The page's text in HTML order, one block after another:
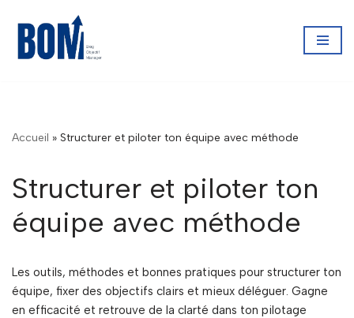
Aller
au
Accueil » Structurer et piloter ton équipe avec méthode
Structurer et piloter ton
équipe avec méthode
Les outils, méthodes et bonnes pratiques pour structurer ton
équipe, fixer des objectifs clairs et mieux déléguer. Gagne
en efficacité et retrouve de la clarté dans ton pilotage